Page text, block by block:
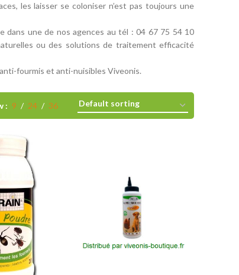
les laisser se coloniser n’est pas toujours une
dans une de nos agences au tél : 04 67 75 54 10
ou des solutions de traitement efficacité
fourmis et anti-nuisibles Viveonis.
9 24 36